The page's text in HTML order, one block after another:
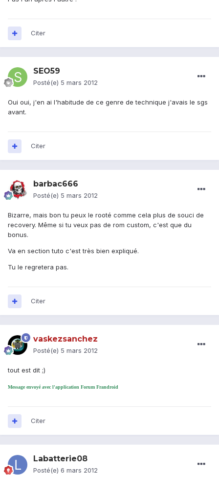
Citer
SEO59
Posté(e) 5 mars 2012
Oui oui, j'en ai l'habitude de ce genre de technique j'avais le sgs
avant.
Citer
barbac666
Posté(e) 5 mars 2012
Bizarre, mais bon tu peux le rooté comme cela plus de souci de
recovery. Même si tu veux pas de rom custom, c'est que du
bonus.
Va en section tuto c'est très bien expliqué.
Tu le regretera pas.
Citer
vaskezsanchez
Posté(e) 5 mars 2012
tout est dit ;)
Message envoyé avec l'application Forum Frandroid
Citer
Labatterie08
Posté(e) 6 mars 2012